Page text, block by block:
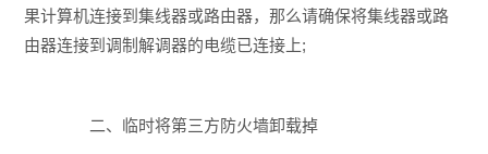
果计算机连接到集线器或路由器，那么请确保将集线器或路
由器连接到调制解调器的电缆已连接上;
二、临时将第三方防火墙卸载掉